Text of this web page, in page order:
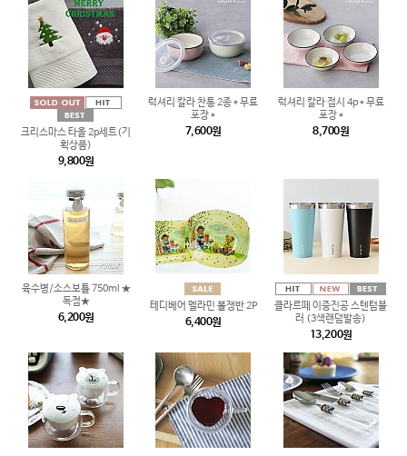
크리스마스 타올 2p세트(기
획상품)
9,800원
럭셔리 칼라 찬통 2종 * 무료
포장 *
7,600원
럭셔리 칼라 접시 4p * 무료
포장 *
8,700원
육수병/소스보틀 750ml ★
독점★
6,200원
테디베어 멜라민 볼쟁반 2P
6,400원
클라르떼 이중진공 스텐텀블
러 (3색랜덤발송)
13,200원